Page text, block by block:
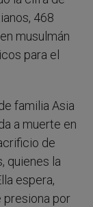
468
musulmán
para el
familia Asia
a muerte en
de
quienes la
espera,
presiona por